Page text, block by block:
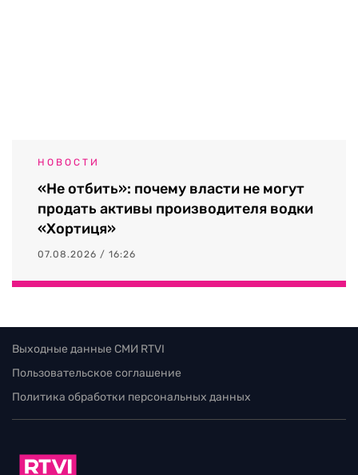
НОВОСТИ
«Не отбить»: почему власти не могут
продать активы производителя водки
«Хортиця»
07.08.2026 / 16:26
Выходные данные СМИ RTVI
Пользовательское соглашение
Политика обработки персональных данных